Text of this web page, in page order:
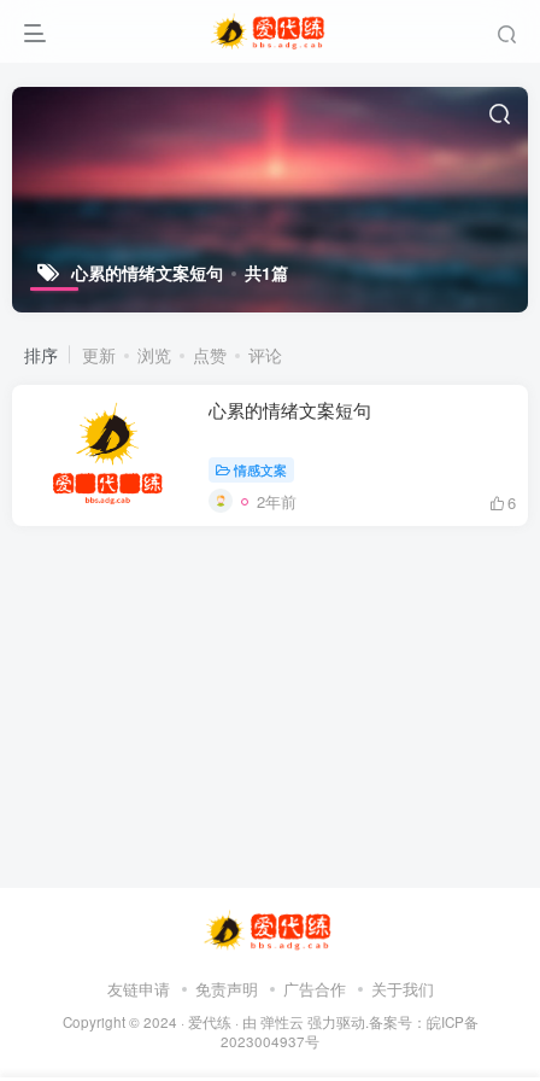
心累的情绪文案短句 共1篇
排序 更新 浏览 点赞 评论
心累的情绪文案短句
情感文案
2年前 6
友链申请 免责声明 广告合作 关于我们
Copyright © 2024 · 爱代练 · 由 弹性云 强力驱动.备案号： 皖ICP备
2023004937号